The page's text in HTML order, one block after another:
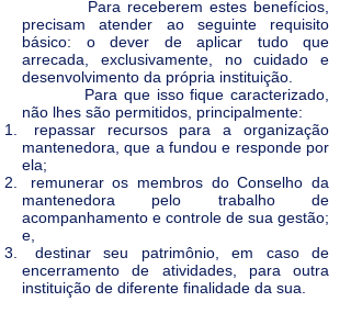
Para receberem estes benefícios,
precisam atender ao seguinte requisito
básico: o dever de aplicar tudo que
arrecada, exclusivamente, no cuidado e
desenvolvimento da própria instituição.
Para que isso fique caracterizado,
não lhes são permitidos, principalmente:
repassar recursos para a organização
mantenedora, que a fundou e responde por
ela;
remunerar os membros do Conselho da
mantenedora pelo trabalho de
acompanhamento e controle de sua gestão;
e,
destinar seu patrimônio, em caso de
encerramento de atividades, para outra
instituição de diferente finalidade da sua.